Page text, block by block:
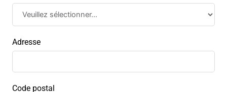
Adresse
Code postal